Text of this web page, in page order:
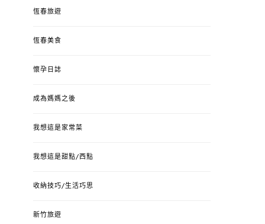
恆春旅遊
恆春美食
懷孕日誌
成為媽媽之後
我想這是家常菜
我想這是甜點/西點
收納技巧/生活巧思
新竹旅遊